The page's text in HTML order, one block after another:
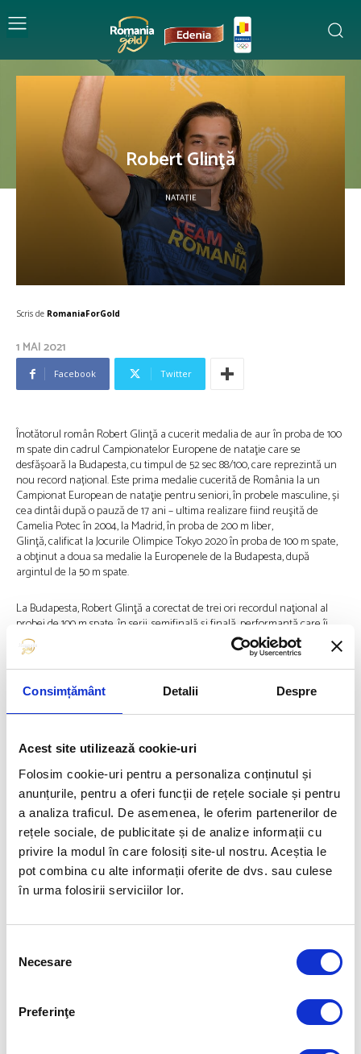
Consimțământ Detalii Despre
Acest site utilizează cookie-uri
Folosim cookie-uri pentru a personaliza conținutul și
anunțurile, pentru a oferi funcții de rețele sociale și pentru
a analiza traficul. De asemenea, le oferim partenerilor de
rețele sociale, de publicitate și de analize informații cu
privire la modul în care folosiți site-ul nostru. Aceștia le
pot combina cu alte informații oferite de dvs. sau culese
în urma folosirii serviciilor lor.
consimțământului
Necesare
Preferinţe
Robert Glinţă
NATAȚIE
Scris de RomaniaForGold
1 MAI 2021
Facebook Twitter
Înotătorul român Robert Glinţă a cucerit medalia de aur în proba de 100
m spate din cadrul Campionatelor Europene de nataţie care se
desfășoară la Budapesta, cu timpul de 52 sec 88/100, care reprezintă un
nou record național. Este prima medalie cucerită de România la un
Campionat European de nataţie pentru seniori, în probele masculine, și
cea dintâi după o pauză de 17 ani – ultima realizare fiind reuşită de
Camelia Potec în 2004, la Madrid, în proba de 200 m liber,
Glinţă, calificat la Jocurile Olimpice Tokyo 2020 în proba de 100 m spate,
a obţinut a doua sa medalie la Europenele de la Budapesta, după
argintul de la 50 m spate.
La Budapesta, Robert Glinţă a corectat de trei ori recordul naţional al
probei de 100 m spate, în serii, semifinală și finală, performanță care îi
aparținea tot lui din mai 2018 (53 sec 32/100)
Spaniolul Hugo Gonzalez de Oliveira a obţinut medalia de argint, iar
grecul Apostolos Christou a urcat pe cea de-a treia treaptă a podiumului.
olimpici Camelia Potec și Mihai Covaliu, în prezent președintele
Federației Române de Natație și Pentatlon Modern și Mihai Covaliu,
președintele Comitetului Olimpic și Sportiv Român.
Imnul României a răsunat în Duna Arena din capitala Ungariei după ce
Robert Glință a devenit primul român campion european.
Sursa:Cosr.ro
DANIEL MARTIN DAVID POPOVICI
FUELLED BY